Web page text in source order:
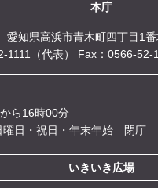
本庁
知県高浜市青木町四丁目1番
1111（代表）
Fax：0566-52-
ら16時00分
日・祝日・年末年始 閉庁
いきいき広場